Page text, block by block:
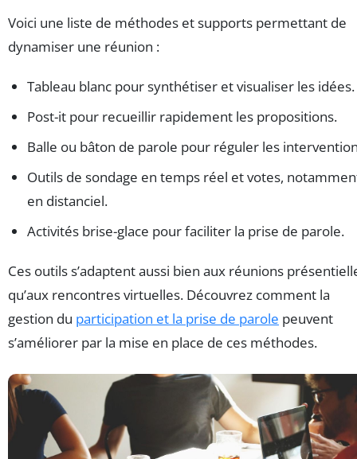
Voici une liste de méthodes et supports permettant de
dynamiser une réunion :
Tableau blanc pour synthétiser et visualiser les idées.
Post-it pour recueillir rapidement les propositions.
Balle ou bâton de parole pour réguler les
Outils de sondage en temps réel et votes,
en distanciel.
Activités brise-glace pour faciliter la prise de parole.
Ces outils s’adaptent aussi bien aux réunions
qu’aux rencontres virtuelles. Découvrez comment la
gestion du participation et la prise de parole peuvent
s’améliorer par la mise en place de ces méthodes.